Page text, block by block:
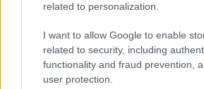
related to personalization.
I want to allow Google to enable
related to security, including
functionality and fraud prevention,
user protection.
Itt állíthatod be, hogy a
között legyen a Google-